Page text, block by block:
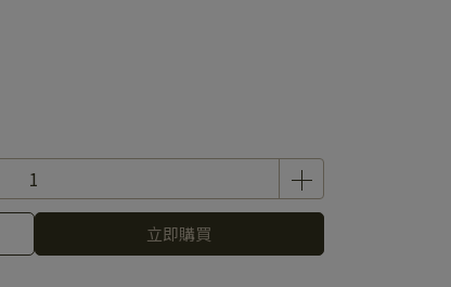
立即購買